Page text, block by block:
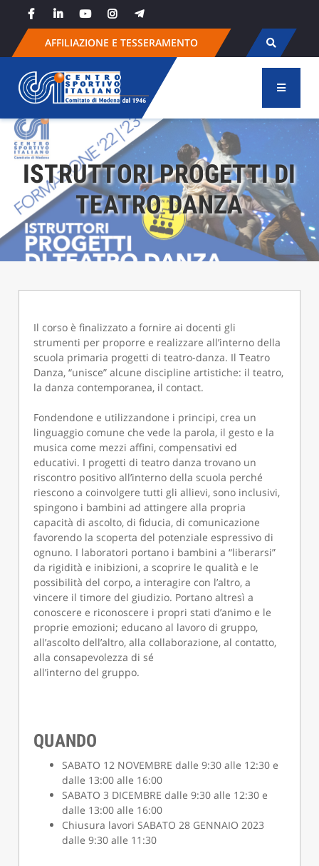
content
AFFILIAZIONE E TESSERAMENTO
ISTRUTTORI PROGETTI DI
TEATRO DANZA
Il corso è finalizzato a fornire ai docenti gli
strumenti per proporre e realizzare all’interno della
scuola primaria progetti di teatro-danza. Il Teatro
Danza, “unisce” alcune discipline artistiche: il teatro,
la danza contemporanea, il contact.
Fondendone e utilizzandone i principi, crea un
linguaggio comune che vede la parola, il gesto e la
musica come mezzi affini, compensativi ed
educativi. I progetti di teatro danza trovano un
riscontro positivo all’interno della scuola perché
riescono a coinvolgere tutti gli allievi, sono inclusivi,
spingono i bambini ad attingere alla propria
capacità di ascolto, di fiducia, di comunicazione
favorendo la scoperta del potenziale espressivo di
ognuno. I laboratori portano i bambini a “liberarsi”
da rigidità e inibizioni, a scoprire le qualità e le
possibilità del corpo, a interagire con l’altro, a
vincere il timore del giudizio. Portano altresì a
conoscere e riconoscere i propri stati d’animo e le
proprie emozioni; educano al lavoro di gruppo,
all’ascolto dell’altro, alla collaborazione, al contatto,
alla consapevolezza di sé
all’interno del gruppo.
QUANDO
SABATO 12 NOVEMBRE dalle 9:30 alle 12:30 e
dalle 13:00 alle 16:00
SABATO 3 DICEMBRE dalle 9:30 alle 12:30 e
dalle 13:00 alle 16:00
Chiusura lavori SABATO 28 GENNAIO 2023
dalle 9:30 alle 11:30